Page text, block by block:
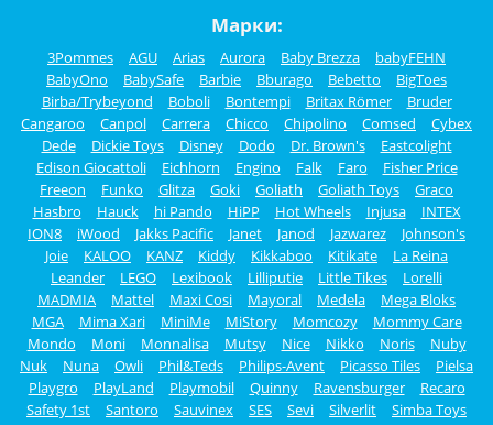
Марки:
3Pommes AGU Arias Aurora Baby Brezza
babyFEHN
BabyOno
BabySafe Barbie Bburago Bebetto
BigToes
Birba/Trybeyond
Boboli Bontempi Britax Römer
Bruder
Cangaroo
Canpol Carrera Chicco Chipolino Comsed
Cybex
Dede
Dickie Toys Disney Dodo Dr. Brown's
Eastcolight
Edison Giocattoli
Eichhorn Engino Falk Faro
Fisher Price
Freeon
Funko Glitza Goki Goliath Goliath Toys
Graco
Hasbro
Hauck hi Pando HiPP Hot Wheels Injusa
INTEX
ION8
iWood Jakks Pacific Janet Janod Jazwarez
Johnson's
Joie
KALOO KANZ Kiddy Kikkaboo Kitikate
La Reina
Leander
LEGO Lexibook Lilliputie Little Tikes
Lorelli
MADMIA
Mattel Maxi Cosi Mayoral Medela
Mega Bloks
MGA
Mima Xari MiniMe MiStory Momcozy
Mommy Care
Mondo
Moni Monnalisa Mutsy Nice Nikko Noris
Nuby
Nuk
Nuna Owli Phil&Teds Philips-Avent Picasso Tiles
Pielsa
Playgro
PlayLand Playmobil Quinny Ravensburger
Recaro
Safety 1st
Santoro Sauvinex SES Sevi Silverlit
Simba Toys